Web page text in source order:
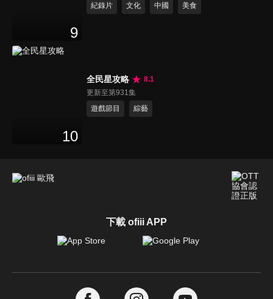
9
紀錄片
文化 中國 美食
10
全民星攻略
8.1
更新至第931集
遊戲節目
綜藝
下載 ofiii APP